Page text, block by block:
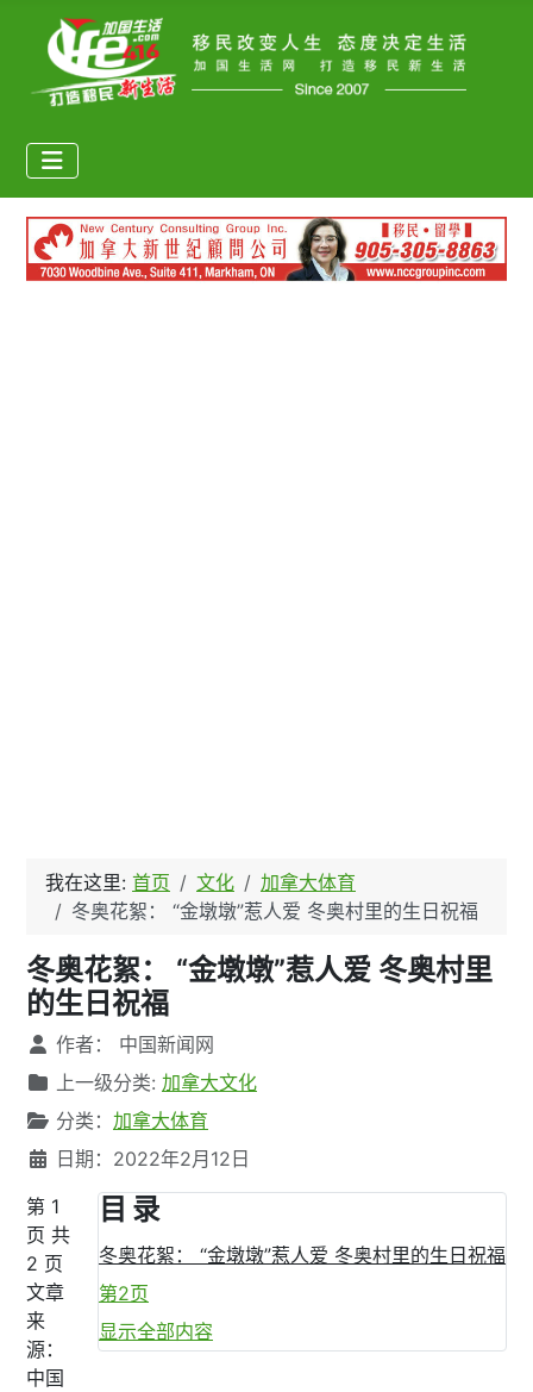
我在这里: 首页 文化
加拿大体育
冬奥花絮： “金墩墩”惹人爱 冬奥村里的生日祝福
冬奥花絮： “金墩墩”惹人爱 冬奥村里
的生日祝福
文章信息
作者： 中国新闻网
上一级分类: 加拿大文化
分类： 加拿大体育
日期：2022年2月12日
目 录
冬奥花絮： “金墩墩”惹人爱 冬奥村里的生日祝福
第2页
显示全部内容
第 1
页 共
2 页
文章
来
源：
中国